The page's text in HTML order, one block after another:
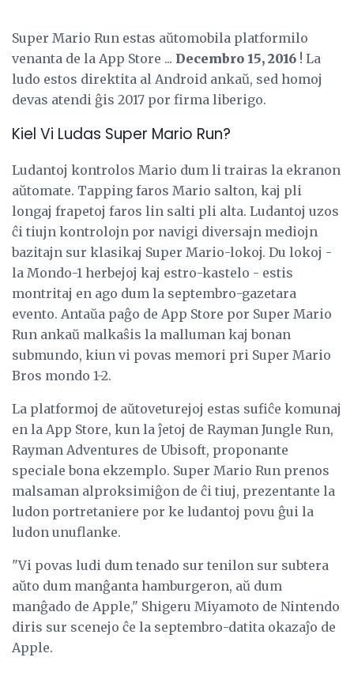
Super Mario Run estas aŭtomobila platformilo
venanta de la App Store ... Decembro 15, 2016 ! La
ludo estos direktita al Android ankaŭ, sed homoj
devas atendi ĝis 2017 por firma liberigo.
Kiel Vi Ludas Super Mario Run?
Ludantoj kontrolos Mario dum li trairas la ekranon
aŭtomate. Tapping faros Mario salton, kaj pli
longaj frapetoj faros lin salti pli alta. Ludantoj uzos
ĉi tiujn kontrolojn por navigi diversajn mediojn
bazitajn sur klasikaj Super Mario-lokoj. Du lokoj -
la Mondo-1 herbejoj kaj estro-kastelo - estis
montritaj en ago dum la septembro-gazetara
evento. Antaŭa paĝo de App Store por Super Mario
Run ankaŭ malkaŝis la malluman kaj bonan
submundo, kiun vi povas memori pri Super Mario
Bros mondo 1-2.
La platformoj de aŭtoveturejoj estas sufiĉe komunaj
en la App Store, kun la ĵetoj de Rayman Jungle Run,
Rayman Adventures de Ubisoft, proponante
speciale bona ekzemplo. Super Mario Run prenos
malsaman alproksimiĝon de ĉi tiuj, prezentante la
ludon portretaniere por ke ludantoj povu ĝui la
ludon unuflanke.
"Vi povas ludi dum tenado sur tenilon sur subtera
aŭto dum manĝanta hamburgeron, aŭ dum
manĝado de Apple," Shigeru Miyamoto de Nintendo
diris sur scenejo ĉe la septembro-datita okazaĵo de
Apple.